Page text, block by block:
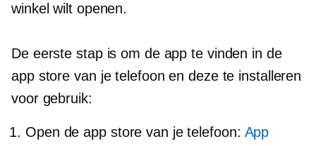
winkel wilt openen.
De eerste stap is om de app te vinden in de
app store van je telefoon en deze te installeren
voor gebruik:
Open de app store van je telefoon: App